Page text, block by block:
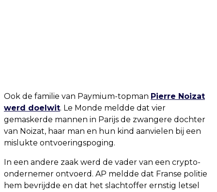
Ook de familie van Paymium-topman Pierre Noizat
werd doelwit. Le Monde meldde dat vier
gemaskerde mannen in Parijs de zwangere dochter
van Noizat, haar man en hun kind aanvielen bij een
mislukte ontvoeringspoging.
In een andere zaak werd de vader van een crypto-
ondernemer ontvoerd. AP meldde dat Franse politie
hem bevrijdde en dat het slachtoffer ernstig letsel